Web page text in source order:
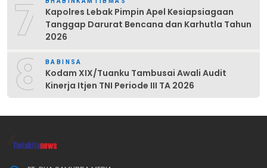
7
Kapolres Lebak Pimpin Apel Kesiapsiagaan
Tanggap Darurat Bencana dan Karhutla Tahun
2026
8 BABINSA
Kodam XIX/Tuanku Tambusai Awali Audit
Kinerja Itjen TNI Periode III TA 2026